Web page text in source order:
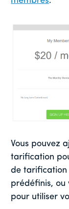
Vous pouvez
tarification
de tarification
prédéfinis, ou
pour utiliser